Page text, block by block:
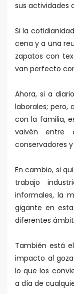
sus actividades
Si la
cena y a una
zapatos con
van perfecto
Ahora, si a
laborales; pero,
con la familia,
vaivén entre
conservadores
En cambio, si
trabajo
informales, la
gigante en
diferentes
También está
impacto al
lo que los
a día de